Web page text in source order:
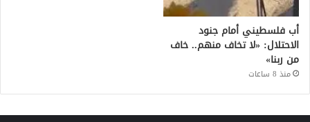
أب فلسطيني أمام جنود
الاحتلال: «لا تخاف منهم.. خاف
من ربنا»
منذ 8 ساعات